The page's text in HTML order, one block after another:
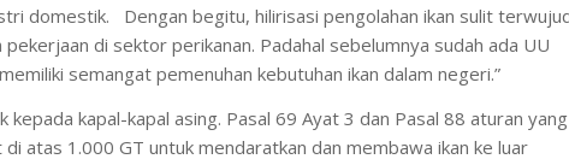
domestik. Dengan begitu, hilirisasi pengolahan ikan sulit
di sektor perikanan. Padahal sebelumnya sudah ada UU
semangat pemenuhan kebutuhan ikan dalam negeri.”
kapal-kapal asing. Pasal 69 Ayat 3 dan Pasal 88 aturan yang
atas 1.000 GT untuk mendaratkan dan membawa ikan ke luar